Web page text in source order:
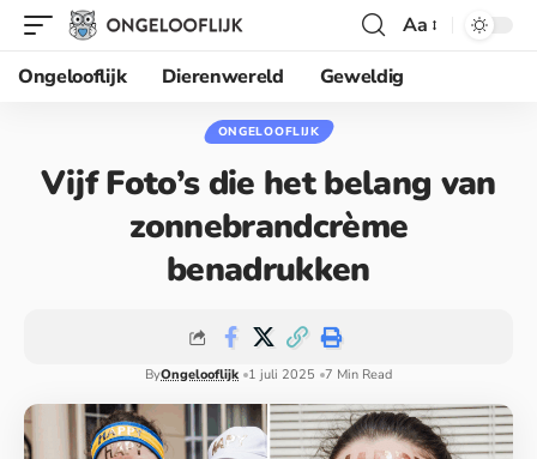
Aa
Ongelooflijk
Dierenwereld Geweldig
ONGELOOFLIJK
Vijf Foto’s die het belang van
zonnebrandcrème
benadrukken
ByOngelooflijk 1 juli 2025 7 Min Read